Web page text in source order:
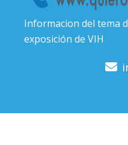
Informacion del tema
exposición de VIH